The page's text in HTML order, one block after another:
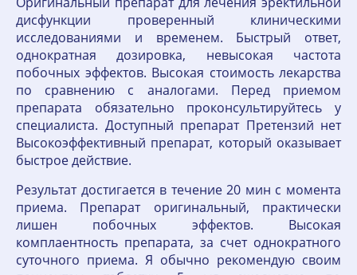
дисфункции проверенный клиническими
исследованиями и временем. Быстрый ответ,
однократная дозировка, невысокая частота
побочных эффектов. Высокая стоимость лекарства
по сравнению с аналогами. Перед приемом
препарата обязательно проконсультируйтесь у
специалиста. Доступный препарат Претензий нет
Высокоэффективный препарат, который оказывает
быстрое действие.
Результат достигается в течение 20 мин с момента
приема. Препарат оригинальный, практически
лишен побочных эффектов. Высокая
комплаентность препарата, за счет однократного
суточного приема. Я обычно рекомендую своим